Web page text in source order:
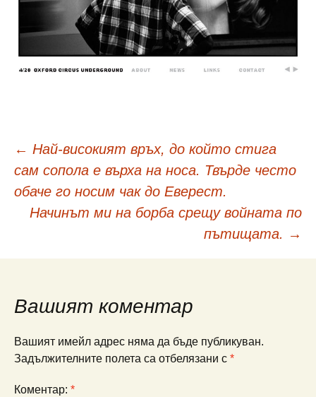
Навигация
публикациите
← Най-високият връх, до който стига
сам сопола е върха на носа. Твърде често
обаче го носим чак до Еверест.
Начинът ми на борба срещу войната по
пътищата. →
Вашият коментар
Вашият имейл адрес няма да бъде публикуван.
Задължителните полета са отбелязани с *
Коментар: *